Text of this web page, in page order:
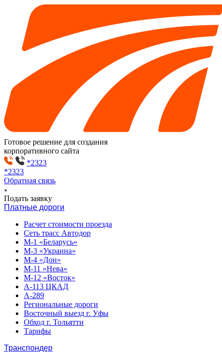
Готовое решение для создания
корпоративного сайта
*2323
*2323
Обратная связь
Подать заявку
Платные дороги
Расчет стоимости проезда
Сеть трасс Автодор
М-1 «Беларусь»
М-3 «Украина»
М-4 «Дон»
М-11 «Нева»
М-12 «Восток»
А-113 ЦКАД
А-289
Региональные дороги
Восточный выезд г. Уфы
Обход г. Тольятти
Тарифы
Транспондер